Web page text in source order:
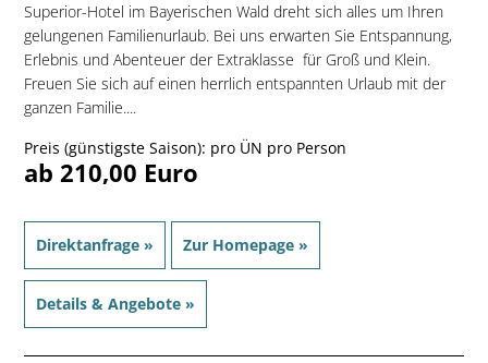
Superior-Hotel im Bayerischen Wald dreht sich alles um Ihren
gelungenen Familienurlaub. Bei uns erwarten Sie Entspannung,
Erlebnis und Abenteuer der Extraklasse  für Groß und Klein.
Freuen Sie sich auf einen herrlich entspannten Urlaub mit der
ganzen Familie....
Preis (günstigste Saison): pro ÜN pro Person
ab 210,00 Euro
Direktanfrage » Zur Homepage »
Details & Angebote »